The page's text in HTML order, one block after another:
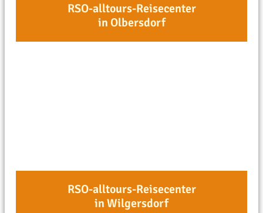
RSO-alltours-Reisecenter
in Olbersdorf
RSO-alltours-Reisecenter
in Wilgersdorf